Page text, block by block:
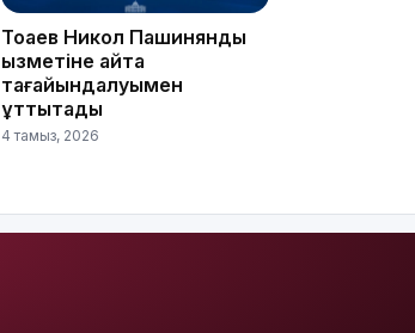
Тоқаев Никол Пашинянды
қызметіне қайта
тағайындалуымен
құттықтады
4 тамыз, 2026